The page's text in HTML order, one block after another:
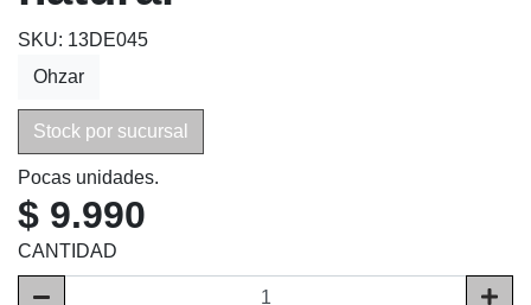
SKU: 13DE045
Ohzar
Stock por sucursal
Pocas unidades.
$ 9.990
CANTIDAD